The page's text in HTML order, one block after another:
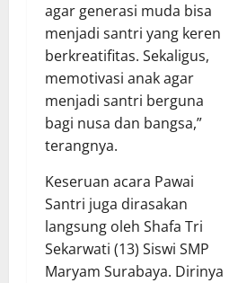
agar generasi muda bisa
menjadi santri yang keren
berkreatifitas. Sekaligus,
memotivasi anak agar
menjadi santri berguna
bagi nusa dan bangsa,”
terangnya.
Keseruan acara Pawai
Santri juga dirasakan
langsung oleh Shafa Tri
Sekarwati (13) Siswi SMP
Maryam Surabaya. Dirinya